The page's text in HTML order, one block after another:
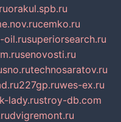
orakul.spb.ru
cemko.ru
oil.rusuperiorsearch.ru
senovosti.ru
technosaratov.ru
227gp.ruwes-ex.ru
lady.rustroy-db.com
dvigremont.ru